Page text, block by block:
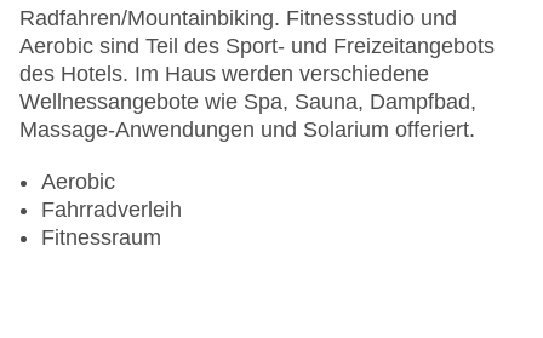
Radfahren/Mountainbiking. Fitnessstudio und
Aerobic sind Teil des Sport- und Freizeitangebots
des Hotels. Im Haus werden verschiedene
Wellnessangebote wie Spa, Sauna, Dampfbad,
Massage-Anwendungen und Solarium offeriert.
Aerobic
Fahrradverleih
Fitnessraum